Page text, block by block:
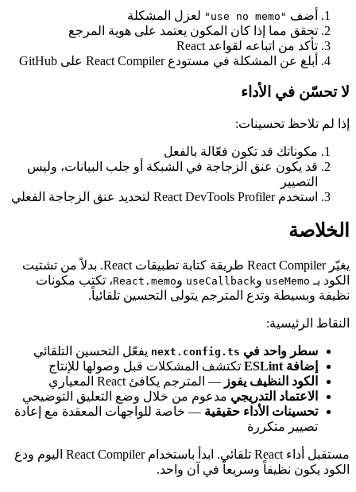
أضف "use no memo"
لعزل المشكلة
تحقق مما إذا كان المكون يعتمد على هوية المرجع
تأكد من اتباعه لقواعد React
أبلغ عن المشكلة في مستودع React Compiler على GitHub
لا تحسّن في الأداء
إذا لم تلاحظ تحسينات:
مكوناتك قد تكون فعّالة بالفعل
قد يكون عنق الزجاجة في الشبكة أو جلب البيانات، وليس
التصيير
استخدم React DevTools Profiler لتحديد عنق الزجاجة الفعلي
الخلاصة
يغيّر React Compiler طريقة كتابة تطبيقات React. بدلاً من تشتيت
الكود بـuseMemoو useCallbackو React.memo، تكتب مكونات
نظيفة وبسيطة وتدع المترجم يتولى التحسين تلقائياً.
النقاط الرئيسية:
سطر واحد في next.config.tsيفعّل التحسين التلقائي
إضافة ESLint
تكتشف المشكلات قبل وصولها للإنتاج
الكود النظيف يفوز— المترجم يكافئ React المعياري
الاعتماد التدريجي مدعوم من خلال وضع التعليق التوضيحي
تحسينات الأداء حقيقية— خاصة للواجهات المعقدة مع إعادة
تصيير متكررة
مستقبل أداء React تلقائي. ابدأ باستخدام React Compiler اليوم ودع
الكود يكون نظيفاً وسريعاً في آن واحد.